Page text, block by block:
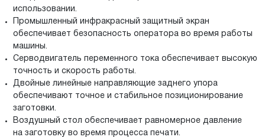
использовании.
Промышленный инфракрасный защитный экран
обеспечивает безопасность оператора во время работы
машины.
Серводвигатель переменного тока обеспечивает высокую
точность и скорость работы.
Двойные линейные направляющие заднего упора
обеспечивают точное и стабильное позиционирование
заготовки.
Воздушный стол обеспечивает равномерное давление
на заготовку во время процесса печати.